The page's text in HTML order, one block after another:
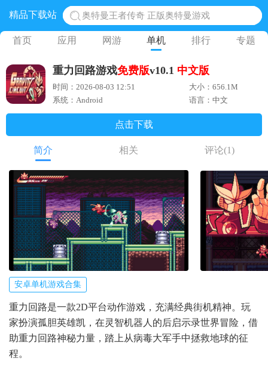
精品下载站
奥特曼王者传奇 正版奥特曼游戏
地铁跑酷体验服国际服 地铁跑酷体验服版本
网易光遇手游正版 点亮星空共庆周年
黎明觉醒生机腾讯正版 黎明觉醒生机国际服
蛋仔派对下载 蛋仔派对体验服
首页 应用 网游 单机 排行 专题
重力回路游戏免费版v10.1 中文版
时间：2026-08-03 12:51
大小：656.1M
系统：Android
语言：中文
点击下载
简介 相关 评论(1)
安卓单机游戏合集
重力回路是一款2D平台动作游戏，充满经典街机精神。玩
家扮演孤胆英雄凯，在灵智机器人的后启示录世界冒险，借
助重力回路神秘力量，踏上从病毒大军手中拯救地球的征
程。